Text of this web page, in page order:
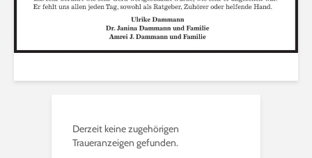
Derzeit keine zugehörigen
Traueranzeigen gefunden.